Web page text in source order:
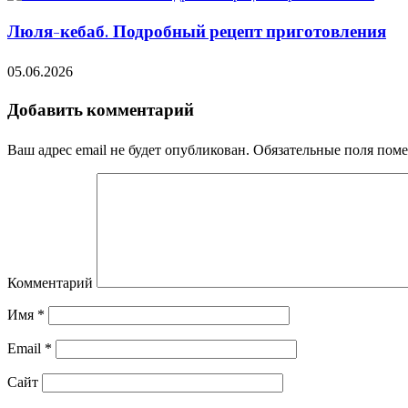
Люля-кебаб. Подробный рецепт приготовления
05.06.2026
Добавить комментарий
Ваш адрес email не будет опубликован. Обязательные поля
Комментарий
Имя *
Email *
Сайт